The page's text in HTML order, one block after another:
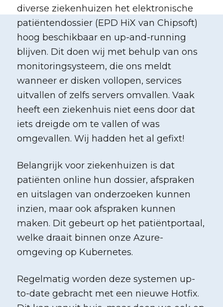
diverse ziekenhuizen het elektronische
patiëntendossier (EPD HiX van Chipsoft)
hoog beschikbaar en up-and-running
blijven. Dit doen wij met behulp van ons
monitoringsysteem, die ons meldt
wanneer er disken vollopen, services
uitvallen of zelfs servers omvallen. Vaak
heeft een ziekenhuis niet eens door dat
iets dreigde om te vallen of was
omgevallen. Wij hadden het al gefixt!
Belangrijk voor ziekenhuizen is dat
patiënten online hun dossier, afspraken
en uitslagen van onderzoeken kunnen
inzien, maar ook afspraken kunnen
maken. Dit gebeurt op het patiëntportaal,
welke draait binnen onze Azure-
omgeving op Kubernetes.
Regelmatig worden deze systemen up-
to-date gebracht met een nieuwe Hotfix.